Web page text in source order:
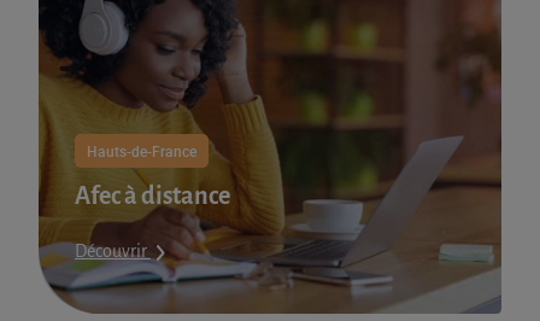
Hauts-de-France
Afec à distance
Découvrir